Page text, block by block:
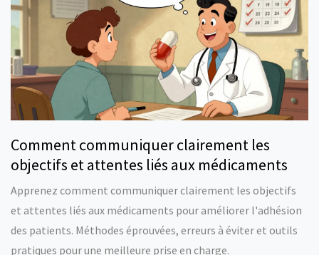
Comment communiquer clairement les
objectifs et attentes liés aux médicaments
Apprenez comment communiquer clairement les objectifs
et attentes liés aux médicaments pour améliorer l'adhésion
des patients. Méthodes éprouvées, erreurs à éviter et outils
pratiques pour une meilleure prise en charge.